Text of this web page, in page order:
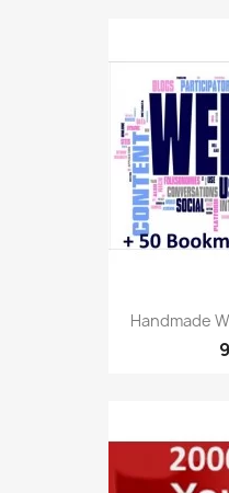
Handmade